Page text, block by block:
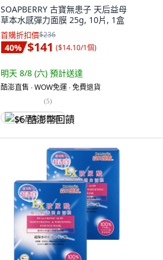
SOAPBERRY 古寶無患子 天后益母
草本水感彈力面膜 25g, 10片, 1盒
首購折扣價$236
40% $141 ($14.10/1個)
明天 8/8 (六) 預計送達
酷澎直售 ∙ WOW免運 ∙ 免費退貨
(5)
$6 酷澎幣回饋